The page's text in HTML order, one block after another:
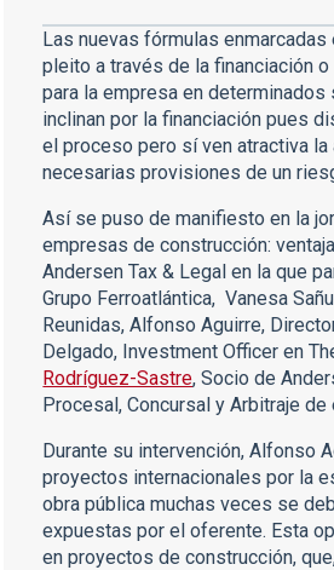
Las nuevas fórmulas
pleito a través de la financiación
para la empresa en
inclinan por la financiación pues
el proceso pero sí ven atractiva
necesarias provisiones de un
Así se puso de manifiesto en la
empresas de construcción:
Andersen Tax & Legal en la que
Grupo Ferroatlántica, Vanesa
Reunidas, Alfonso Aguirre,
Delgado, Investment Officer en
Rodríguez-Sastre, Socio de
Procesal, Concursal y Arbitraje de
Durante su intervención, Alfonso
proyectos internacionales por la
obra pública muchas veces se
expuestas por el oferente. Esta
en proyectos de construcción,